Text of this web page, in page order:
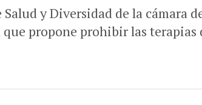
y Diversidad de la cámara
propone prohibir las terapias